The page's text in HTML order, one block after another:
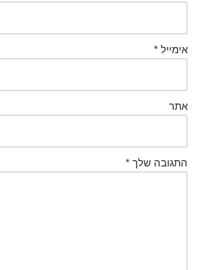
אימייל *
אתר
התגובה שלך *